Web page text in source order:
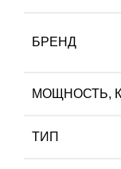
БРЕНД
МОЩНОСТЬ,
ТИП